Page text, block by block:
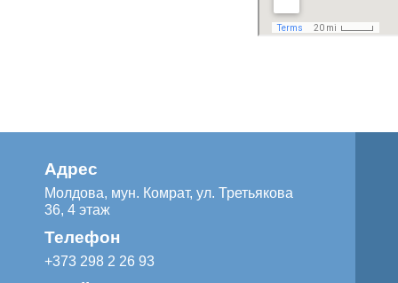
Адрес
Молдова, мун. Комрат, ул. Третьякова
36, 4 этаж
Телефон
+373 298 2 26 93